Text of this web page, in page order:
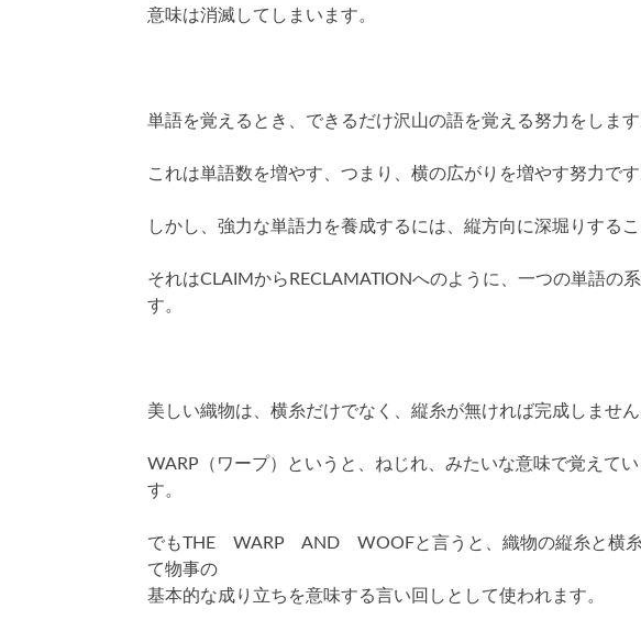
意味は消滅してしまいます。
単語を覚えるとき、できるだけ沢山の語を覚える努力をします
これは単語数を増やす、つまり、横の広がりを増やす努力です
しかし、強力な単語力を養成するには、縦方向に深堀りするこ
それはCLAIMからRECLAMATIONへのように、一つの単語の
す。
美しい織物は、横糸だけでなく、縦糸が無ければ完成しません
WARP（ワープ）というと、ねじれ、みたいな意味で覚えて
す。
でもTHE WARP AND WOOFと言うと、織物の縦糸と横糸
て物事の
基本的な成り立ちを意味する言い回しとして使われます。